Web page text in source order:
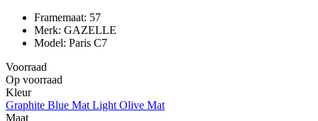
Framemaat: 57
Merk: GAZELLE
Model: Paris C7
Voorraad
Op voorraad
Kleur
Graphite Blue Mat Light Olive Mat
Maat